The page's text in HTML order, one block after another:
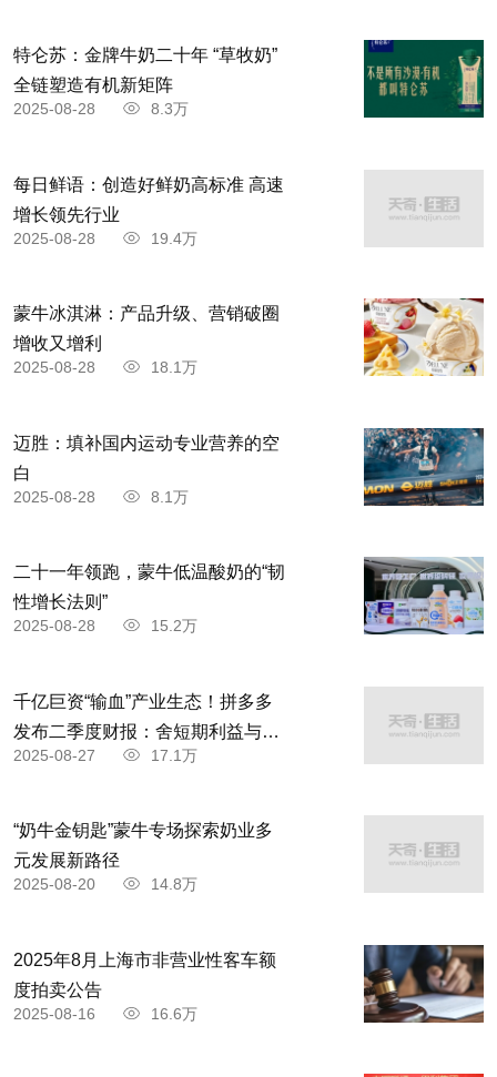
特仑苏：金牌牛奶二十年 “草牧奶”
全链塑造有机新矩阵
2025-08-28 8.3万
每日鲜语：创造好鲜奶高标准 高速
增长领先行业
2025-08-28 19.4万
蒙牛冰淇淋：产品升级、营销破圈
增收又增利
2025-08-28 18.1万
迈胜：填补国内运动专业营养的空
白
2025-08-28 8.1万
二十一年领跑，蒙牛低温酸奶的“韧
性增长法则”
2025-08-28 15.2万
千亿巨资“输血”产业生态！拼多多
发布二季度财报：舍短期利益与商
家共赴高质量发展
2025-08-27 17.1万
“奶牛金钥匙”蒙牛专场探索奶业多
元发展新路径
2025-08-20 14.8万
2025年8月上海市非营业性客车额
度拍卖公告
2025-08-16 16.6万